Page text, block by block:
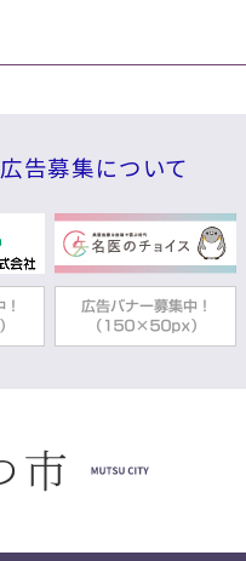
広告募集について